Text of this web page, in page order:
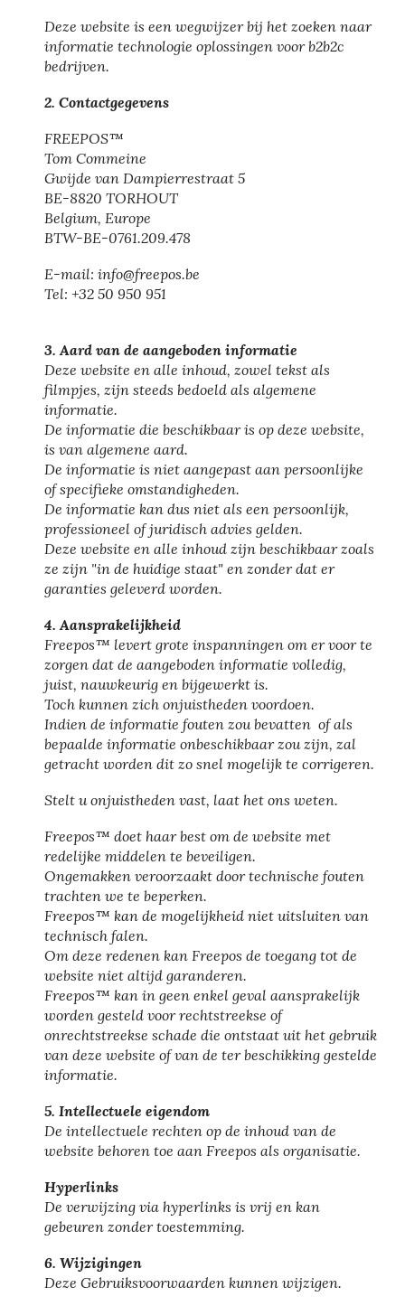
Deze website is een wegwijzer bij het zoeken naar
informatie technologie oplossingen voor b2b2c
bedrijven.
2. Contactgegevens
FREEPOS™
Tom Commeine
Gwijde van Dampierrestraat 5
BE-8820 TORHOUT
Belgium, Europe
BTW-BE-0761.209.478
E-mail: info@freepos.be
Tel: +32 50 950 951
3. Aard van de aangeboden informatie
Deze website en alle inhoud, zowel tekst als
filmpjes, zijn steeds bedoeld als algemene
informatie.
De informatie die beschikbaar is op deze website,
is van algemene aard.
De informatie is niet aangepast aan persoonlijke
of specifieke omstandigheden.
De informatie kan dus niet als een persoonlijk,
professioneel of juridisch advies gelden.
Deze website en alle inhoud zijn beschikbaar zoals
ze zijn "in de huidige staat" en zonder dat er
garanties geleverd worden.
4. Aansprakelijkheid
Freepos™ levert grote inspanningen om er voor te
zorgen dat de aangeboden informatie volledig,
juist, nauwkeurig en bijgewerkt is.
Toch kunnen zich onjuistheden voordoen.
Indien de informatie fouten zou bevatten of als
bepaalde informatie onbeschikbaar zou zijn, zal
getracht worden dit zo snel mogelijk te corrigeren.
Stelt u onjuistheden vast, laat het ons weten.
Freepos™ doet haar best om de website met
redelijke middelen te beveiligen.
Ongemakken veroorzaakt door technische fouten
trachten we te beperken.
Freepos™ kan de mogelijkheid niet uitsluiten van
technisch falen.
Om deze redenen kan Freepos de toegang tot de
website niet altijd garanderen.
Freepos™ kan in geen enkel geval aansprakelijk
worden gesteld voor rechtstreekse of
onrechtstreekse schade die ontstaat uit het gebruik
van deze website of van de ter beschikking gestelde
informatie.
5. Intellectuele eigendom
De intellectuele rechten op de inhoud van de
website behoren toe aan Freepos als organisatie.
Hyperlinks
De verwijzing via hyperlinks is vrij en kan
gebeuren zonder toestemming.
6. Wijzigingen
Deze Gebruiksvoorwaarden kunnen wijzigen.